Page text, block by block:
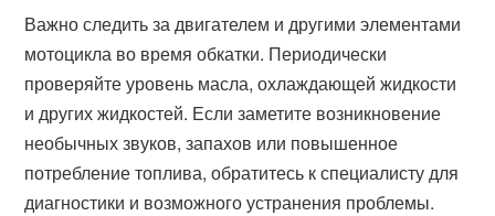
Важно следить за двигателем и другими элементами
мотоцикла во время обкатки. Периодически
проверяйте уровень масла, охлаждающей жидкости
и других жидкостей. Если заметите возникновение
необычных звуков, запахов или повышенное
потребление топлива, обратитесь к специалисту для
диагностики и возможного устранения проблемы.